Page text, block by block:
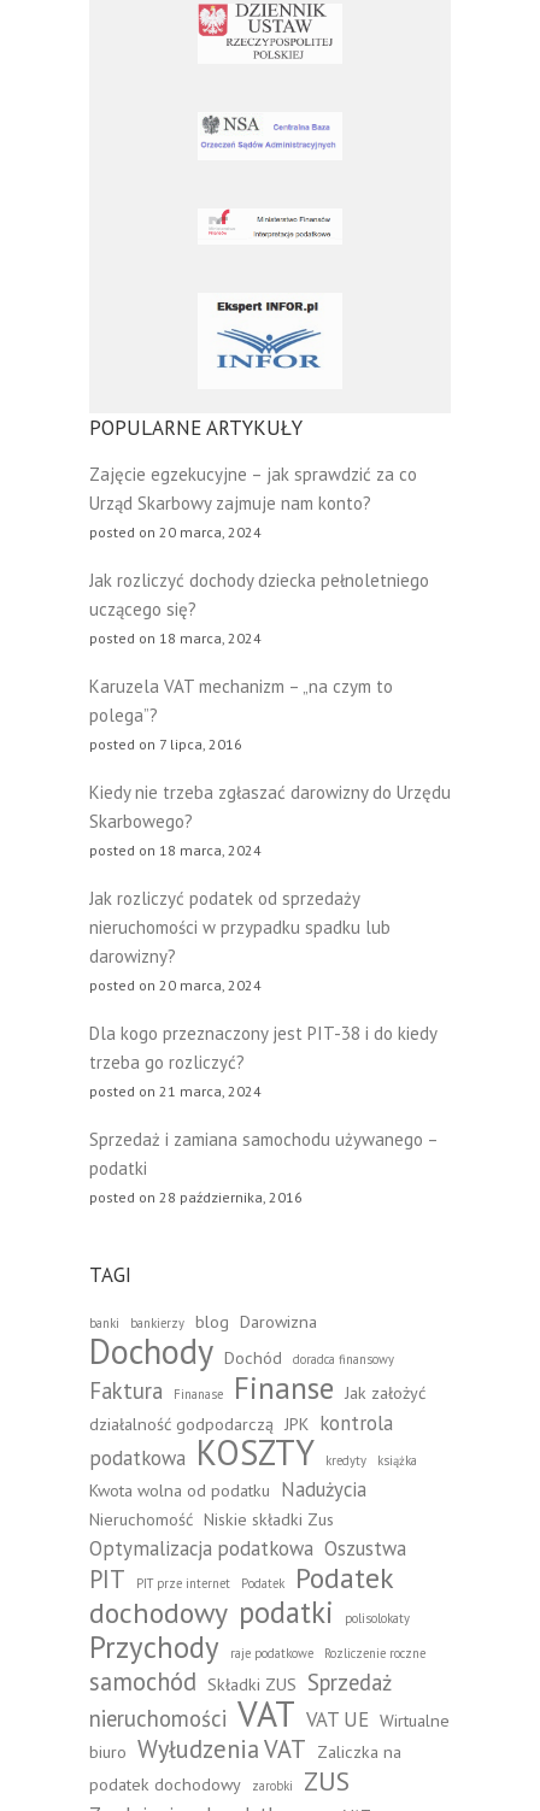
POPULARNE ARTYKUŁY
Zajęcie egzekucyjne – jak sprawdzić za co
Urząd Skarbowy zajmuje nam konto?
posted on 20 marca, 2024
Jak rozliczyć dochody dziecka pełnoletniego
uczącego się?
posted on 18 marca, 2024
Karuzela VAT mechanizm – „na czym to
polega”?
posted on 7 lipca, 2016
Kiedy nie trzeba zgłaszać darowizny do Urzędu
Skarbowego?
posted on 18 marca, 2024
Jak rozliczyć podatek od sprzedaży
nieruchomości w przypadku spadku lub
darowizny?
posted on 20 marca, 2024
Dla kogo przeznaczony jest PIT-38 i do kiedy
trzeba go rozliczyć?
posted on 21 marca, 2024
Sprzedaż i zamiana samochodu używanego –
podatki
posted on 28 października, 2016
TAGI
banki bankierzy blog Darowizna
Dochody Dochód doradca finansowy
Faktura Finanase Finanse Jak założyć
działalność godpodarczą JPK kontrola
podatkowa KOSZTY kredyty książka
Kwota wolna od podatku Nadużycia
Nieruchomość Niskie składki Zus
Optymalizacja podatkowa Oszustwa
PIT PIT prze internet Podatek
Podatek
dochodowy podatki polisolokaty
Przychody raje podatkowe Rozliczenie roczne
samochód Składki ZUS Sprzedaż
nieruchomości VAT VAT UE Wirtualne
biuro Wyłudzenia VAT Zaliczka na
podatek dochodowy
zarobki ZUS